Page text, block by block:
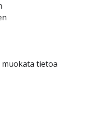
muokata tietoa